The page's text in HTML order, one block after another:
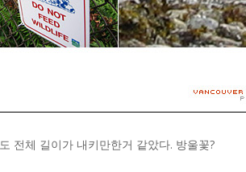
전체 길이가 내키만한거 같았다. 방울꽃?